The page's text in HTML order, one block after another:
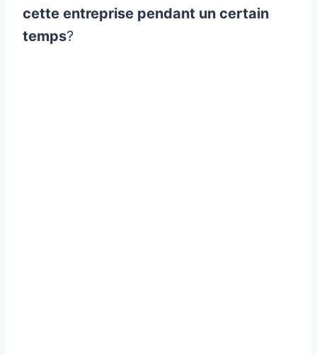
cette entreprise pendant un certain
temps?